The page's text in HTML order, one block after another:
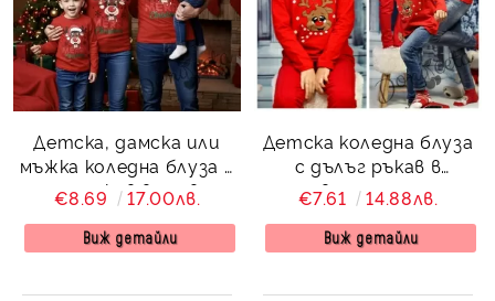
Детска, дамска или
мъжка коледна блуза с
дълъг ръкав в червено
с картинка на еленче
€8.69 17.00лв.
Виж детайли
Детска коледна блуза
с дълъг ръкав в
червено с еленче
€7.61 14.88лв.
Виж детайли